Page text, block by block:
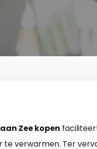
Zee kopen
te verwarmen. Ter